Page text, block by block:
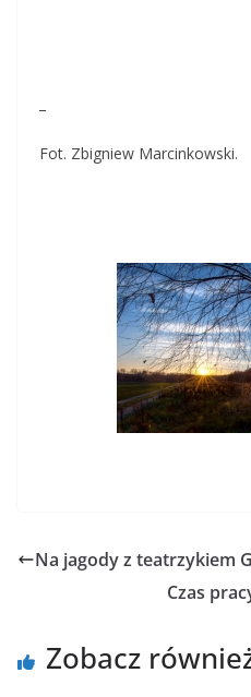
Fot. Zbigniew Marcinkowski.
Na jagody z teatrzykiem
Czas
Zobacz